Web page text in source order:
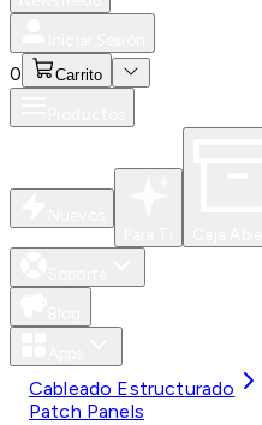
0 Carrito
Cableado Estructurado
Patch Panels